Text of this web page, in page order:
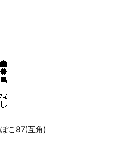
こ87(互角)